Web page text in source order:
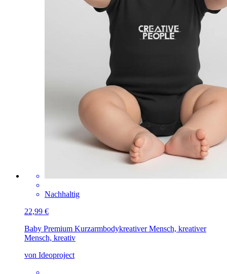
Nachhaltig
22,99 €
Baby Premium Kurzarmbodykreativer Mensch, kreativer
Mensch, kreativ
von Ideoproject